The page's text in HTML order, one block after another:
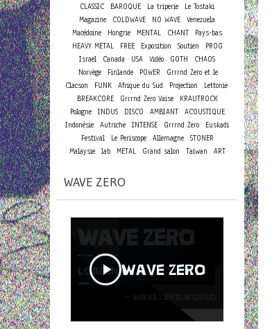
CLASSIC
BAROQUE La triperie
Le Tostaki
Magazine
COLDWAVE NO WAVE Venezuela
Macédoine
Hongrie MENTAL CHANT
Pays-bas
HEAVY METAL
FREE Exposition Soutien
PROG
Israel
Canada USA Vidéo GOTH
CHAOS
Norvège
Finlande POWER
Grrrnd Zero et le
Clacson
FUNK Afrique du Sud Projection
Lettonie
BREAKCORE
Grrrnd Zero Vaise
KRAUTROCK
Pologne
INDUS DISCO AMBIANT
ACOUSTIQUE
Indonésie Autriche INTENSE Grrrnd Zero
Euskadi
Festival
Le Periscope Allemagne
STONER
Malaysie
lab METAL Grand salon Taiwan ART
WAVE ZERO